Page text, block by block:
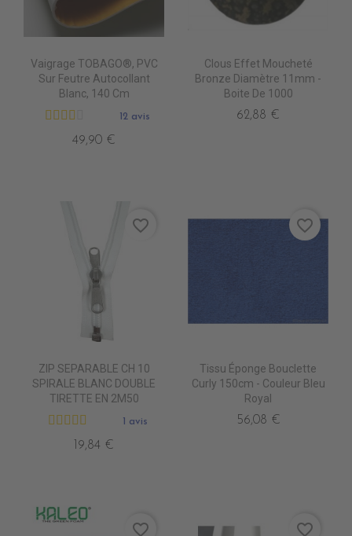
Vaigrage TOBAGO®, PVC
Sur Feutre Autocollant
Blanc, 140 Cm
12 avis
49,90 €
Clous Effet Moucheté
Bronze Diamètre 11mm -
Boite De 1000
62,88 €
ZIP SEPARABLE CH 10
SPIRALE BLANC DOUBLE
TIRETTE EN 2M50
1 avis
19,84 €
favorite_border
Tissu Éponge Bouclette
Curly 150cm - Couleur Bleu
Royal
56,08 €
favorite_border
favorite_border favorite_border